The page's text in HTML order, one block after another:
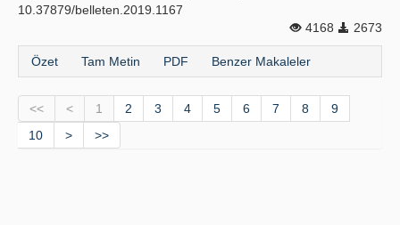
10.37879/belleten.2019.1167
4168
2673
Özet Tam Metin PDF Benzer Makaleler
<< < 1 2 3 4 5 6 7 8
9
10
> >>